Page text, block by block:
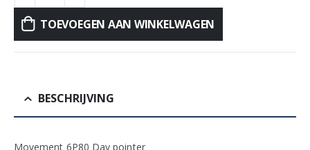
TOEVOEGEN AAN WINKELWAGEN
BESCHRIJVING
Movement 6P80 Day pointer